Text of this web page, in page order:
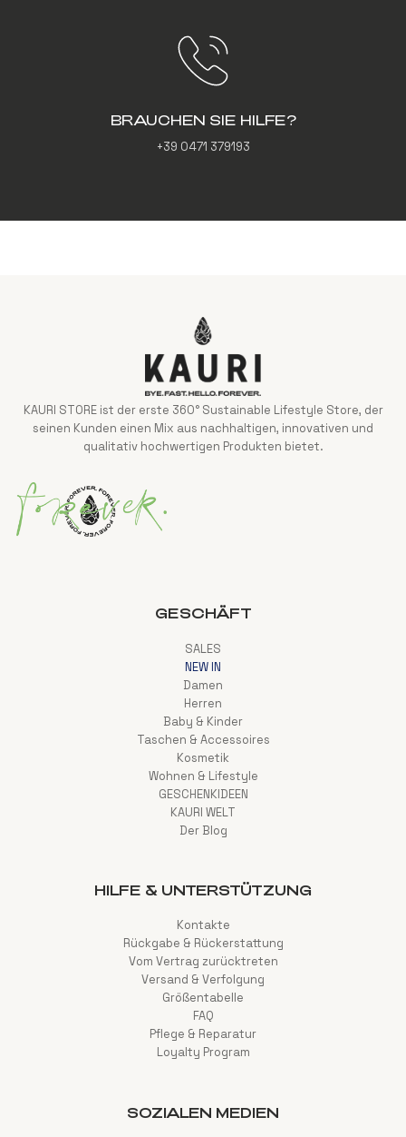
BRAUCHEN SIE HILFE?
+39 0471 379193
KAURI STORE ist der erste 360° Sustainable Lifestyle Store, der
seinen Kunden einen Mix aus nachhaltigen, innovativen und
qualitativ hochwertigen Produkten bietet.
GESCHÄFT
SALES
NEW IN
Damen
Herren
Baby & Kinder
Taschen & Accessoires
Kosmetik
Wohnen & Lifestyle
GESCHENKIDEEN
KAURI WELT
Der Blog
HILFE & UNTERSTÜTZUNG
Kontakte
Rückgabe & Rückerstattung
Vom Vertrag zurücktreten
Versand & Verfolgung
Größentabelle
FAQ
Pflege & Reparatur
Loyalty Program
SOZIALEN MEDIEN